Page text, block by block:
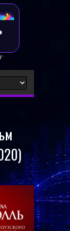
Sfera Music